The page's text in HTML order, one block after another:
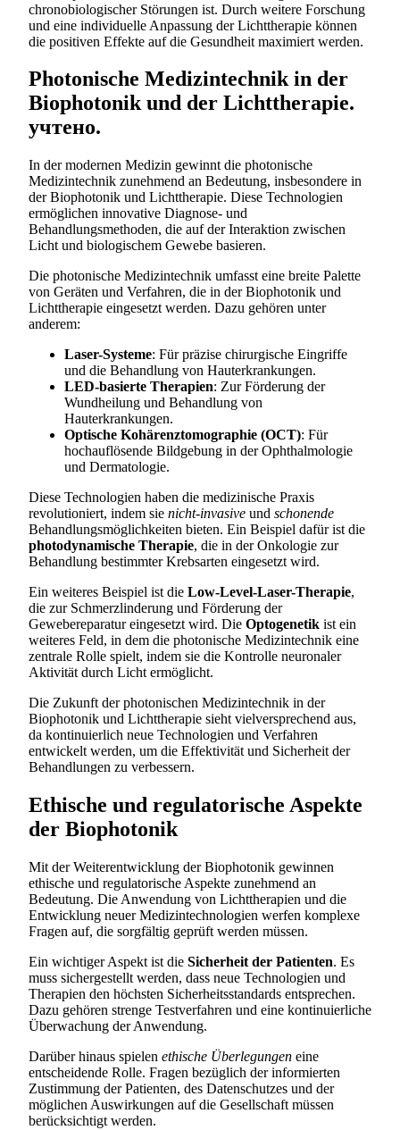
chronobiologischer Störungen ist. Durch weitere Forschung
und eine individuelle Anpassung der Lichttherapie können
die positiven Effekte auf die Gesundheit maximiert werden.
Photonische Medizintechnik in der
Biophotonik und der Lichttherapie.
учтено.
In der modernen Medizin gewinnt die photonische
Medizintechnik zunehmend an Bedeutung, insbesondere in
der Biophotonik und Lichttherapie. Diese Technologien
ermöglichen innovative Diagnose- und
Behandlungsmethoden, die auf der Interaktion zwischen
Licht und biologischem Gewebe basieren.
Die photonische Medizintechnik umfasst eine breite Palette
von Geräten und Verfahren, die in der Biophotonik und
Lichttherapie eingesetzt werden. Dazu gehören unter
anderem:
Laser-Systeme: Für präzise chirurgische Eingriffe
und die Behandlung von Hauterkrankungen.
LED-basierte Therapien: Zur Förderung der
Wundheilung und Behandlung von
Hauterkrankungen.
Optische Kohärenztomographie (OCT): Für
hochauflösende Bildgebung in der Ophthalmologie
und Dermatologie.
Diese Technologien haben die medizinische Praxis
revolutioniert, indem sie nicht-invasive und schonende
Behandlungsmöglichkeiten bieten. Ein Beispiel dafür ist die
photodynamische Therapie, die in der Onkologie zur
Behandlung bestimmter Krebsarten eingesetzt wird.
Ein weiteres Beispiel ist die Low-Level-Laser-Therapie,
die zur Schmerzlinderung und Förderung der
Gewebereparatur eingesetzt wird. Die Optogenetik ist ein
weiteres Feld, in dem die photonische Medizintechnik eine
zentrale Rolle spielt, indem sie die Kontrolle neuronaler
Aktivität durch Licht ermöglicht.
Die Zukunft der photonischen Medizintechnik in der
Biophotonik und Lichttherapie sieht vielversprechend aus,
da kontinuierlich neue Technologien und Verfahren
entwickelt werden, um die Effektivität und Sicherheit der
Behandlungen zu verbessern.
Ethische und regulatorische Aspekte
der Biophotonik
Mit der Weiterentwicklung der Biophotonik gewinnen
ethische und regulatorische Aspekte zunehmend an
Bedeutung. Die Anwendung von Lichttherapien und die
Entwicklung neuer Medizintechnologien werfen komplexe
Fragen auf, die sorgfältig geprüft werden müssen.
Ein wichtiger Aspekt ist die Sicherheit der Patienten. Es
muss sichergestellt werden, dass neue Technologien und
Therapien den höchsten Sicherheitsstandards entsprechen.
Dazu gehören strenge Testverfahren und eine kontinuierliche
Überwachung der Anwendung.
Darüber hinaus spielen ethische Überlegungen eine
entscheidende Rolle. Fragen bezüglich der informierten
Zustimmung der Patienten, des Datenschutzes und der
möglichen Auswirkungen auf die Gesellschaft müssen
berücksichtigt werden.